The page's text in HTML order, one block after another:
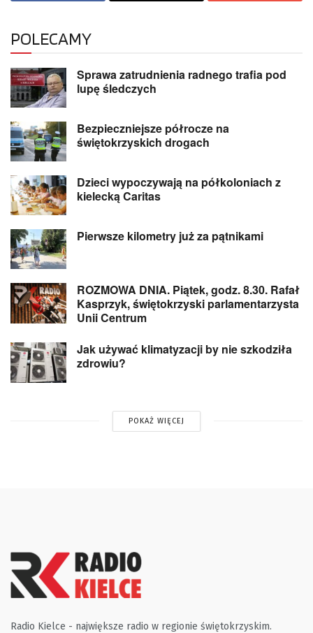
POLECAMY
Sprawa zatrudnienia radnego trafia pod
lupę śledczych
Bezpieczniejsze półrocze na
świętokrzyskich drogach
Dzieci wypoczywają na półkoloniach z
kielecką Caritas
Pierwsze kilometry już za pątnikami
ROZMOWA DNIA. Piątek, godz. 8.30. Rafał
Kasprzyk, świętokrzyski parlamentarzysta
Unii Centrum
Jak używać klimatyzacji by nie szkodziła
zdrowiu?
POKAŻ WIĘCEJ
Radio Kielce - największe radio w regionie świętokrzyskim.